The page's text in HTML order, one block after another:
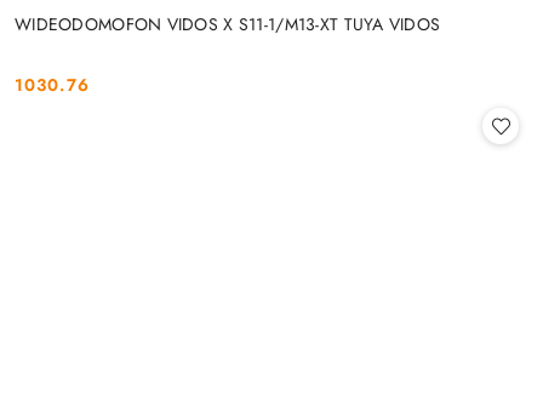
WIDEODOMOFON VIDOS X S11-1/M13-XT TUYA VIDOS
Cena:
1030.76